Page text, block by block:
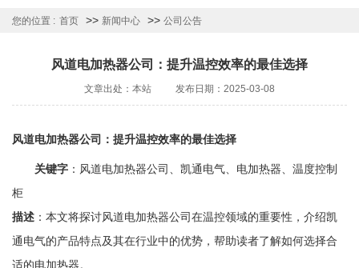
您的位置 : 首页 >> 新闻中心 >> 公司公告
风道电加热器公司：提升温控效率的最佳选择
文章出处：本站 发布日期：2025-03-08
风道电加热器公司：提升温控效率的最佳选择
关键字 ：风道电加热器公司、凯通电气、电加热器、温度控制
柜
描述 ：本文将探讨风道电加热器公司在温控领域的重要性，介绍凯
通电气的产品特点及其在行业中的优势，帮助读者了解如何选择合
适的电加热器。